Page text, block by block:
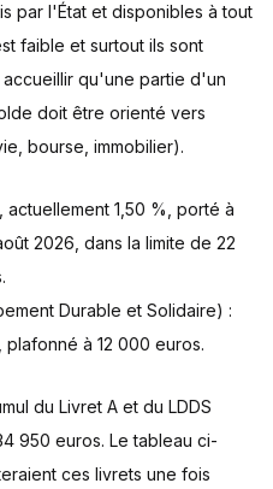
par l'État et disponibles à tout
faible et surtout ils sont
qu'une partie d'un
doit être orienté vers
bourse, immobilier).
1,50 %, porté à
2026, dans la limite de 22
Durable et Solidaire) :
à 12 000 euros.
du Livret A et du LDDS
950 euros. Le tableau ci-
ces livrets une fois